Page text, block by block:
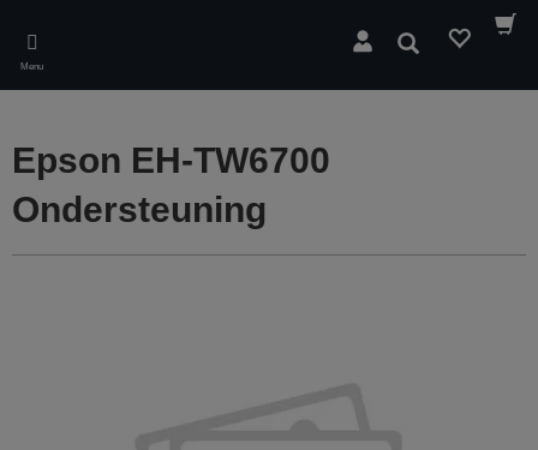
main
content
Menu
Zoeken
Epson EH-TW6700
Ondersteuning